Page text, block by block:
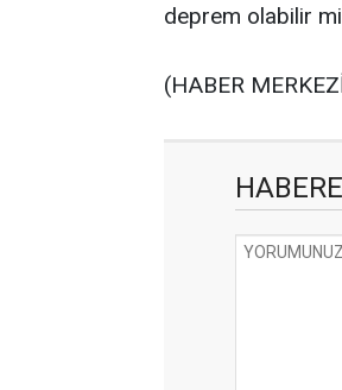
deprem olabilir
(HABER
HABERE